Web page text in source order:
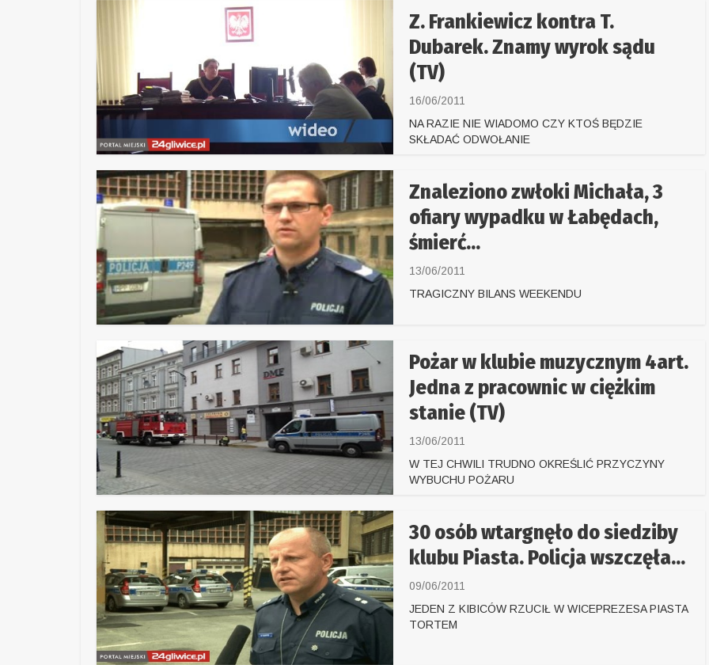
Z. Frankiewicz kontra T.
Dubarek. Znamy wyrok sądu
(TV)
16/06/2011
NA RAZIE NIE WIADOMO CZY KTOŚ BĘDZIE
SKŁADAĆ ODWOŁANIE
Znaleziono zwłoki Michała, 3
ofiary wypadku w Łabędach,
śmierć...
13/06/2011
TRAGICZNY BILANS WEEKENDU
Pożar w klubie muzycznym 4art.
Jedna z pracownic w ciężkim
stanie (TV)
13/06/2011
W TEJ CHWILI TRUDNO OKREŚLIĆ PRZYCZYNY
WYBUCHU POŻARU
30 osób wtargnęło do siedziby
klubu Piasta. Policja wszczęła...
09/06/2011
JEDEN Z KIBICÓW RZUCIŁ W WICEPREZESA PIASTA
TORTEM